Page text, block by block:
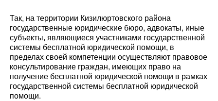
Так, на территории Кизилюртовского района
государственные юридические бюро, адвокаты, иные
субъекты, являющиеся участниками государственной
системы бесплатной юридической помощи, в
пределах своей компетенции осуществляют правовое
консультирование граждан, имеющих право на
получение бесплатной юридической помощи в рамках
государственной системы бесплатной юридической
помощи.